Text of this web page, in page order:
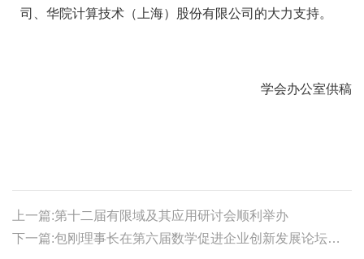
司、华院计算技术（上海）股份有限公司的大力支持。
学会办公室供稿
上一篇:第十二届有限域及其应用研讨会顺利举办
下一篇:包刚理事长在第六届数学促进企业创新发展论坛开幕式上的讲话